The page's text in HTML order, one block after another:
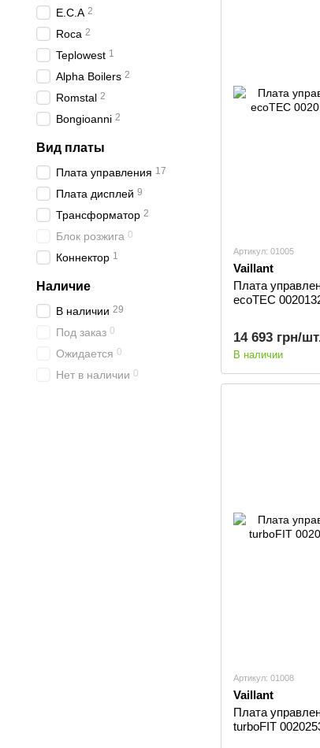
Артикул: 01005
Vaillant
Плата
ecoTEC
14 693 грн/
В наличии
Артикул: 01008
Vaillant
Плата
turboFIT
E.C.A 2
Roca 2
Teplowest 1
Alpha Boilers 2
Romstal 2
Bongioanni 2
Вид платы
Плата управления 17
Плата дисплей 9
Трансформатор 2
Блок розжига 0
Коннектор 1
Наличие
В наличии 29
Под заказ 0
Ожидается 0
Нет в наличии 0